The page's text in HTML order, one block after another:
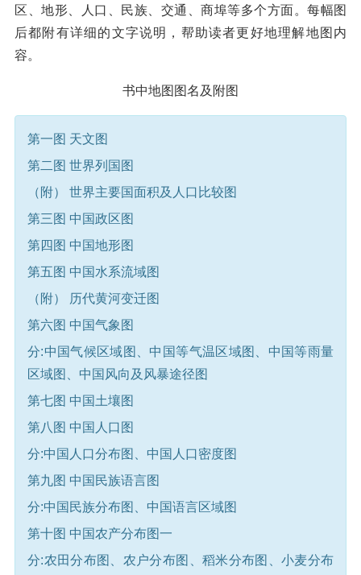
区、地形、人口、民族、交通、商埠等多个方面。每幅图
后都附有详细的文字说明，帮助读者更好地理解地图内
容。
书中地图图名及附图
第一图 天文图
第二图 世界列国图
（附） 世界主要国面积及人口比较图
第三图 中国政区图
第四图 中国地形图
第五图 中国水系流域图
（附） 历代黄河变迁图
第六图 中国气象图
分:中国气候区域图、中国等气温区域图、中国等雨量
区域图、中国风向及风暴途径图
第七图 中国土壤图
第八图 中国人口图
分:中国人口分布图、中国人口密度图
第九图 中国民族语言图
分:中国民族分布图、中国语言区域图
第十图 中国农产分布图一
分:农田分布图、农户分布图、稻米分布图、小麦分布